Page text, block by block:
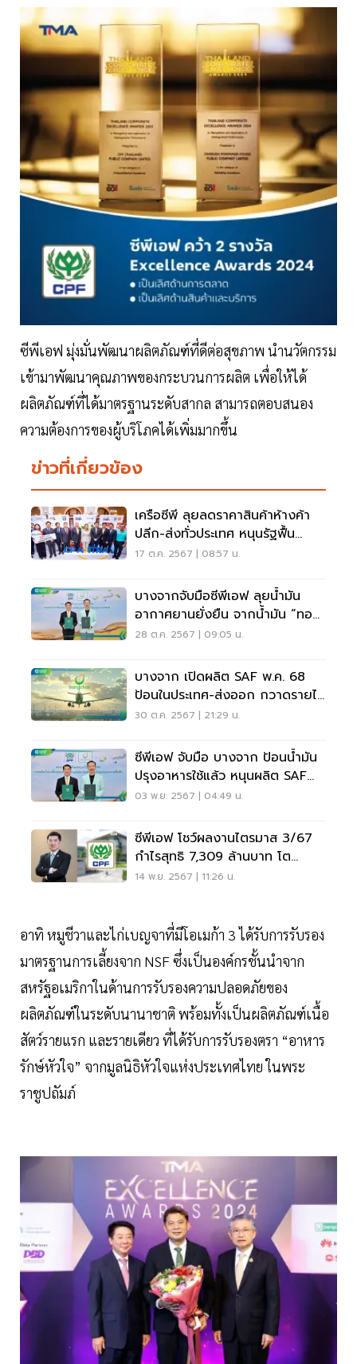
ซีพีเอฟ มุ่งมั่นพัฒนาผลิตภัณฑ์ที่ดีต่อสุขภาพ นำนวัตกรรม
เข้ามาพัฒนาคุณภาพของกระบวนการผลิต เพื่อให้ได้
ผลิตภัณฑ์ที่ได้มาตรฐานระดับสากล สามารถตอบสนอง
ความต้องการของผู้บริโภคได้เพิ่มมากขึ้น
ข่าวที่เกี่ยวข้อง
เครือซีพี ลุยลดราคาสินค้าห้างค้า
ปลีก-ส่งทั่วประเทศ หนุนรัฐฟื้น
เศรษฐกิจ
17 ต.ค. 2567 | 08:57 น.
บางจากจับมือซีพีเอฟ ลุยน้ำมัน
อากาศยานยั่งยืน จากน้ำมัน “ทอด
ไม่ทิ้ง”
28 ต.ค. 2567 | 09:05 น.
บางจาก เปิดผลิต SAF พ.ค. 68
ป้อนในประเทศ-ส่งออก กวาดรายได้
เพิ่ม 1.5 หมื่นล้าน
30 ต.ค. 2567 | 21:29 น.
ซีพีเอฟ จับมือ บางจาก ป้อนน้ำมัน
ปรุงอาหารใช้แล้ว หนุนผลิต SAF
ลดปล่อย CO2
03 พ.ย. 2567 | 04:49 น.
ซีพีเอฟ โชว์ผลงานไตรมาส 3/67
กำไรสุทธิ 7,309 ล้านบาท โต
504%
14 พ.ย. 2567 | 11:26 น.
อาทิ หมูชีวาและไก่เบญจาที่มีโอเมก้า 3 ได้รับการรับรอง
มาตรฐานการเลี้ยงจาก NSF ซึ่งเป็นองค์กรชั้นนำจาก
สหรัฐอเมริกาในด้านการรับรองความปลอดภัยของ
ผลิตภัณฑ์ในระดับนานาชาติ พร้อมทั้งเป็นผลิตภัณฑ์เนื้อ
สัตว์รายแรก และรายเดียว ที่ได้รับการรับรองตรา “อาหาร
รักษ์หัวใจ” จากมูลนิธิหัวใจแห่งประเทศไทย ในพระ
ราชูปถัมภ์